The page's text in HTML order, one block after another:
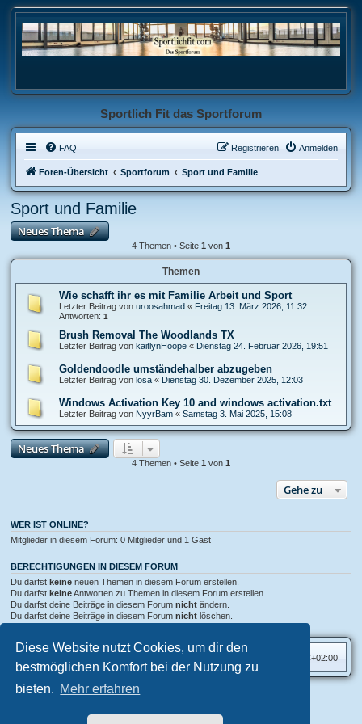
Diese Website nutzt Cookies, um dir den
bestmöglichen Komfort bei der Nutzung zu
bieten. Mehr erfahren
Sportlich Fit das Sportforum
FAQ Anmelden
Registrieren
Foren-Übersicht Sportforum Sport und Familie
Sport und Familie
Neues Thema
4 Themen • Seite 1 von 1
Themen
Wie schafft ihr es mit Familie Arbeit und Sport
Letzter Beitrag von uroosahmad « Freitag 13. März 2026, 11:32
Antworten: 1
Brush Removal The Woodlands TX
Letzter Beitrag von kaitlynHoope « Dienstag 24. Februar 2026, 19:51
Goldendoodle umständehalber abzugeben
Letzter Beitrag von losa « Dienstag 30. Dezember 2025, 12:03
Windows Activation Key 10 and windows activation.txt
Letzter Beitrag von NyуrBam « Samstag 3. Mai 2025, 15:08
Neues Thema
4 Themen • Seite 1 von 1
Gehe zu
WER IST ONLINE?
Mitglieder in diesem Forum: 0 Mitglieder und 1 Gast
BERECHTIGUNGEN IN DIESEM FORUM
Du darfst keine neuen Themen in diesem Forum erstellen.
Du darfst keineAntworten zu Themen in diesem Forum erstellen.
Du darfst deine Beiträge in diesem Forum nicht ändern.
Du darfst deine Beiträge in diesem Forum nicht löschen.
UTC+02:00
Powered byphpBB® Forum Software © phpBB Limited